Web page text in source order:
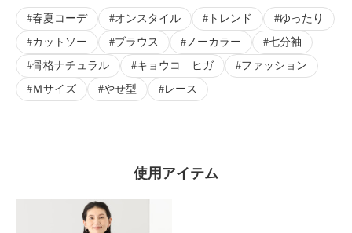
春夏コーデ オンスタイル トレンド
ゆったり
カットソー
ブラウス ノーカラー
七分袖
骨格ナチュラル
キョウコ ヒガ
ファッション
Ｍサイズ
やせ型 レース
使用アイテム